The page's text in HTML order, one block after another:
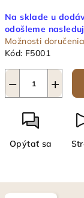
cena:
Na sklade u
odošleme
Možnosti doručenia
Kód: F5001
+
−
Opýtať sa